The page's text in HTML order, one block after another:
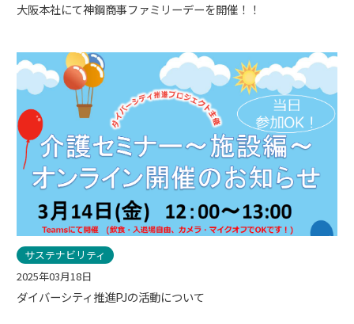
大阪本社にて神鋼商事ファミリーデーを開催！！
サステナビリティ
2025年03月18日
ダイバーシティ推進PJの活動について